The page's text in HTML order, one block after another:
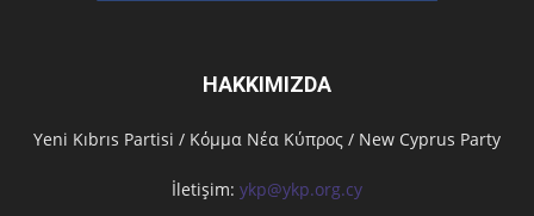
HAKKIMIZDA
Υeni Kıbrıs Partisi / Κόμμα Νέα Κύπρος / New Cyprus Party
İletişim: ykp@ykp.org.cy